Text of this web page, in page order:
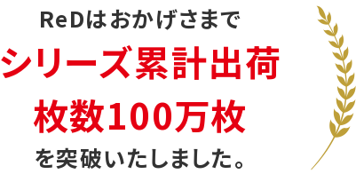
ReDはおかげさまで
シリーズ累計出荷
枚数100万枚
を突破いたしました。